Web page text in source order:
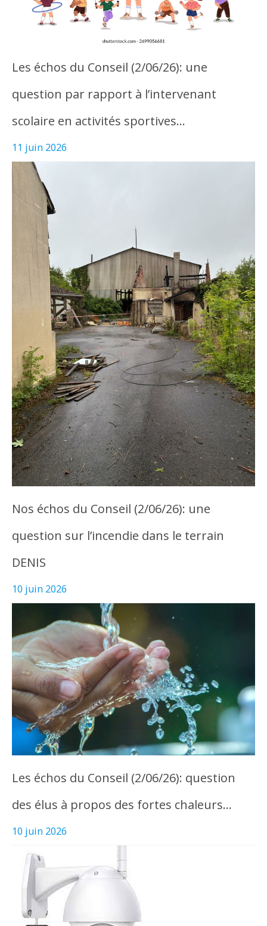
Les échos du Conseil (2/06/26): une
question par rapport à l’intervenant
scolaire en activités sportives…
11 juin 2026
Nos échos du Conseil (2/06/26): une
question sur l’incendie dans le terrain
DENIS
10 juin 2026
Les échos du Conseil (2/06/26): question
des élus à propos des fortes chaleurs…
10 juin 2026